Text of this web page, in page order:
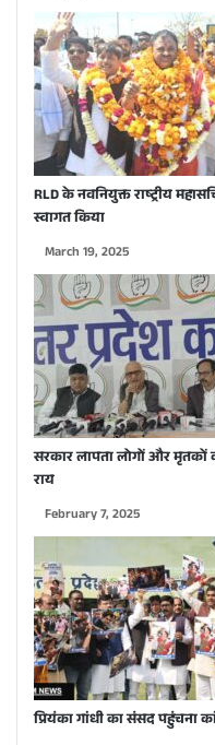
RLD के नवनियुक्त राष्ट्रीय
स्वागत किया
March 19, 2025
सरकार लापता लोगों और मृतकों
राय
February 7, 2025
प्रियंका गांधी का संसद पहुंचना